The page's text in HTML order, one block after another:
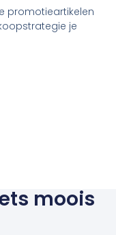
promotieartikelen
je
moois